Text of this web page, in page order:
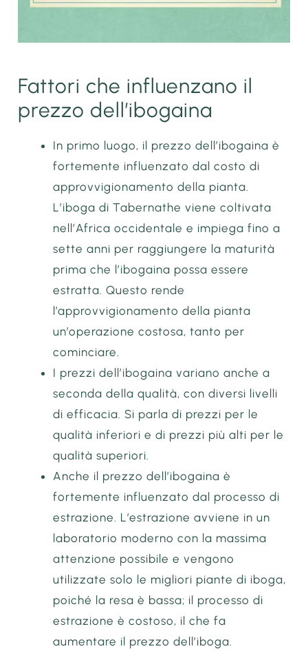
Fattori che influenzano il
prezzo dell’ibogaina
In primo luogo, il prezzo dell’ibogaina è
fortemente influenzato dal costo di
approvvigionamento della pianta.
L’iboga di Tabernathe viene coltivata
nell’Africa occidentale e impiega fino a
sette anni per raggiungere la maturità
prima che l’ibogaina possa essere
estratta. Questo rende
l’approvvigionamento della pianta
un’operazione costosa, tanto per
cominciare.
I prezzi dell’ibogaina variano anche a
seconda della qualità, con diversi livelli
di efficacia. Si parla di prezzi per le
qualità inferiori e di prezzi più alti per le
qualità superiori.
Anche il prezzo dell’ibogaina è
fortemente influenzato dal processo di
estrazione. L’estrazione avviene in un
laboratorio moderno con la massima
attenzione possibile e vengono
utilizzate solo le migliori piante di iboga,
poiché la resa è bassa; il processo di
estrazione è costoso, il che fa
aumentare il prezzo dell’iboga.